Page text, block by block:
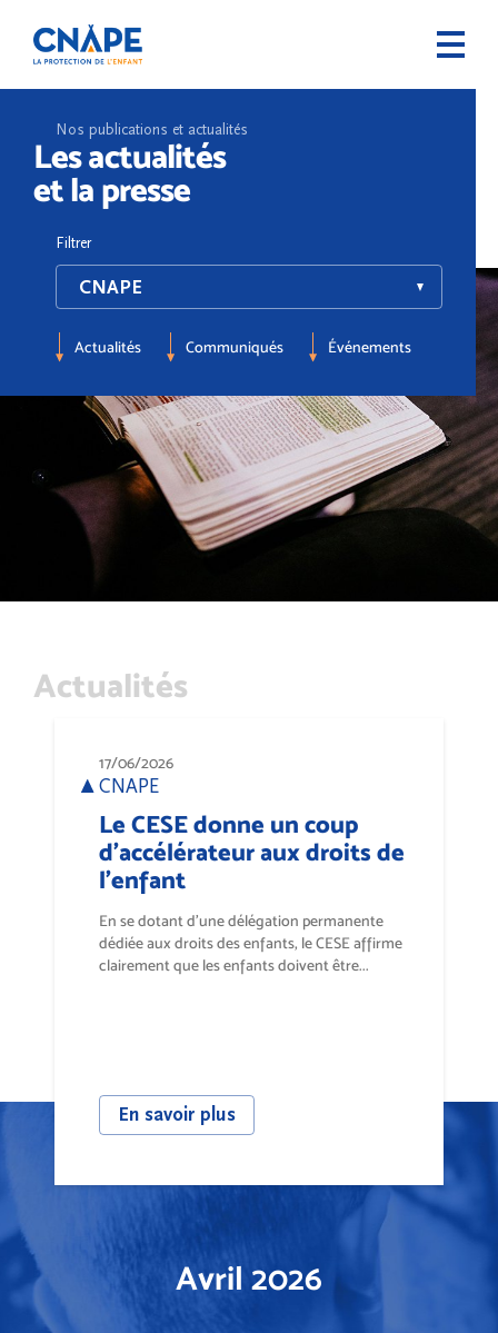
Nos publications et actualités
Les actualités
et la presse
Filtrer
Actualités Communiqués Événements
Actualités
17/06/2026
CNAPE
Le CESE donne un coup
d’accélérateur aux droits de
l’enfant
En se dotant d’une délégation permanente
dédiée aux droits des enfants, le CESE affirme
clairement que les enfants doivent être...
En savoir plus
Avril 2026